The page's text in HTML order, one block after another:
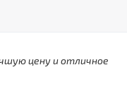
цену и отличное